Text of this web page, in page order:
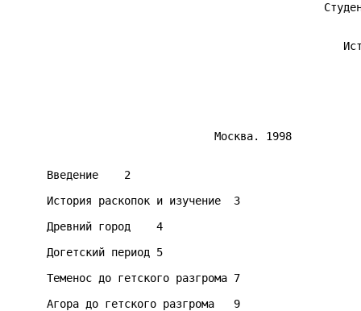
                                Москва. 1998
      Введение    2
      История раскопок и изучение  3
      Древний город    4
      Догетский период 5
      Теменос до гетского разгрома 7
      Агора до гетского разгрома   9